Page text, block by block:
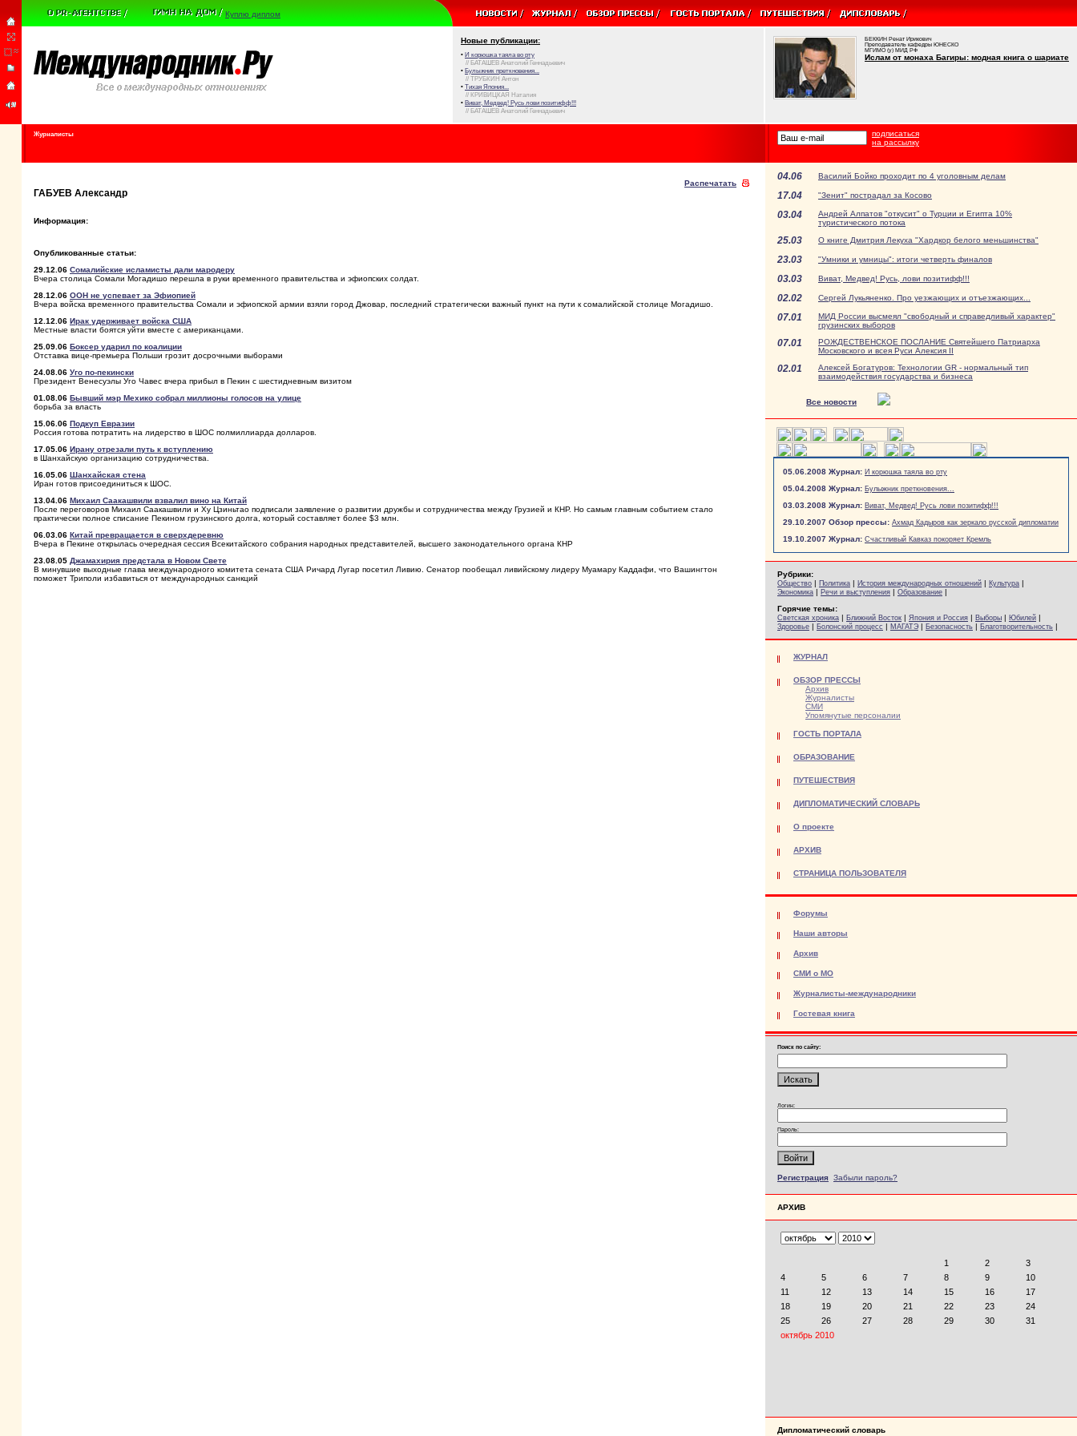
Куплю диплом
Новые публикации:
• И корюшка таяла во рту
// БАТАШЕВ Анатолий Геннадьевич
• Булыжник преткновения...
// ТРУБКИН Антон
• Тихая Япония...
// КРИВИЦКАЯ Наталия
• Виват, Медвед! Русь лови позитифф!!!
// БАТАШЕВ Анатолий Геннадьевич
БЕККИН Ренат Ирикович
Преподаватель кафедры ЮНЕСКО
МГИМО (у) МИД РФ
Ислам от монаха Багиры: модная книга о шариате
Журналисты
подписаться
на рассылку
Распечатать
ГАБУЕВ Александр
Информация:
Опубликованные статьи:
29.12.06 Сомалийские исламисты дали мародеру
Вчера столица Сомали Могадишо перешла в руки временного правительства и эфиопских солдат.
28.12.06 ООН не успевает за Эфиопией
Вчера войска временного правительства Сомали и эфиопской армии взяли город Джовар, последний стратегически важный пункт на пути к сомалийской столице Могадишо.
12.12.06 Ирак удерживает войска США
Местные власти боятся уйти вместе с американцами.
25.09.06 Боксер ударил по коалиции
Отставка вице-премьера Польши грозит досрочными выборами
24.08.06 Уго по-пекински
Президент Венесуэлы Уго Чавес вчера прибыл в Пекин с шестидневным визитом
01.08.06 Бывший мэр Мехико собрал миллионы голосов на улице
борьба за власть
15.06.06 Подкуп Евразии
Россия готова потратить на лидерство в ШОС полмиллиарда долларов.
17.05.06 Ирану отрезали путь к вступлению
в Шанхайскую организацию сотрудничества.
16.05.06 Шанхайская стена
Иран готов присоединиться к ШОС.
13.04.06 Михаил Саакашвили взвалил вино на Китай
После переговоров Михаил Саакашвили и Ху Цзиньтао подписали заявление о развитии дружбы и сотрудничества между Грузией и КНР. Но самым главным событием стало
практически полное списание Пекином грузинского долга, который составляет более $3 млн.
06.03.06 Китай превращается в сверхдеревню
Вчера в Пекине открылась очередная сессия Всекитайского собрания народных представителей, высшего законодательного органа КНР
23.08.05 Джамахирия предстала в Новом Свете
В минувшие выходные глава международного комитета сената США Ричард Лугар посетил Ливию. Сенатор пообещал ливийскому лидеру Муамару Каддафи, что Вашингтон
поможет Триполи избавиться от международных санкций
04.06 Василий Бойко проходит по 4 уголовным делам
17.04 "Зенит" пострадал за Косово
03.04
Андрей Алпатов "откусит" о Турции и Египта 10%
туристического потока
25.03 О книге Дмитрия Лекуха "Хардкор белого меньшинства"
23.03 "Умники и умницы": итоги четверть финалов
03.03 Виват, Медвед! Русь, лови позитифф!!!
02.02 Сергей Лукьяненко. Про уезжающих и отъезжающих...
07.01
МИД России высмеял "свободный и справедливый характер"
грузинских выборов
07.01
РОЖДЕСТВЕНСКОЕ ПОСЛАНИЕ Святейшего Патриарха
Московского и всея Руси Алексия II
02.01
Алексей Богатуров: Технологии GR - нормальный тип
взаимодействия государства и бизнеса
Все новости
05.06.2008 Журнал: И корюшка таяла во рту
05.04.2008 Журнал: Булыжник преткновения...
03.03.2008 Журнал: Виват, Медвед! Русь лови позитифф!!!
29.10.2007 Обзор прессы: Ахмад Кадыров как зеркало русской дипломатии
19.10.2007 Журнал: Счастливый Кавказ покоряет Кремль
Рубрики:
Общество | Политика | История международных отношений | Культура |
Экономика | Речи и выступления | Образование |
Горячие темы:
Светская хроника | Ближний Восток | Япония и Россия | Выборы | Юбилей |
Здоровье | Болонский процесс | МАГАТЭ | Безопасность | Благотворительность |
ЖУРНАЛ
ОБЗОР ПРЕССЫ
Архив
Журналисты
СМИ
Упомянутые персоналии
ГОСТЬ ПОРТАЛА
ОБРАЗОВАНИЕ
ПУТЕШЕСТВИЯ
ДИПЛОМАТИЧЕСКИЙ СЛОВАРЬ
О проекте
АРХИВ
СТРАНИЦА ПОЛЬЗОВАТЕЛЯ
Форумы
Наши авторы
Архив
СМИ о МО
Журналисты-международники
Гостевая книга
Поиск по сайту:
Логин:
Пароль:
Регистрация Забыли пароль?
АРХИВ
Дипломатический словарь